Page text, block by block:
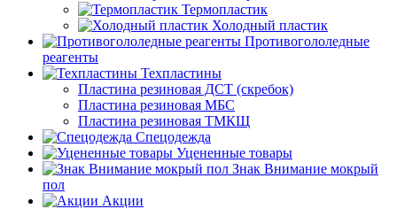
Термопластик
Холодный пластик
Противогололедные
реагенты
Техпластины
Пластина резиновая ДСТ (скребок)
Пластина резиновая МБС
Пластина резиновая ТМКЩ
Спецодежда
Уцененные товары
Знак Внимание мокрый
пол
Акции